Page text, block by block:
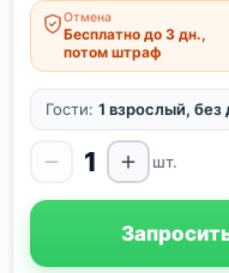
Отмена
Бесплатно до 3 дн.,
потом штраф
Гости: 1 взрослый, без
1 шт.